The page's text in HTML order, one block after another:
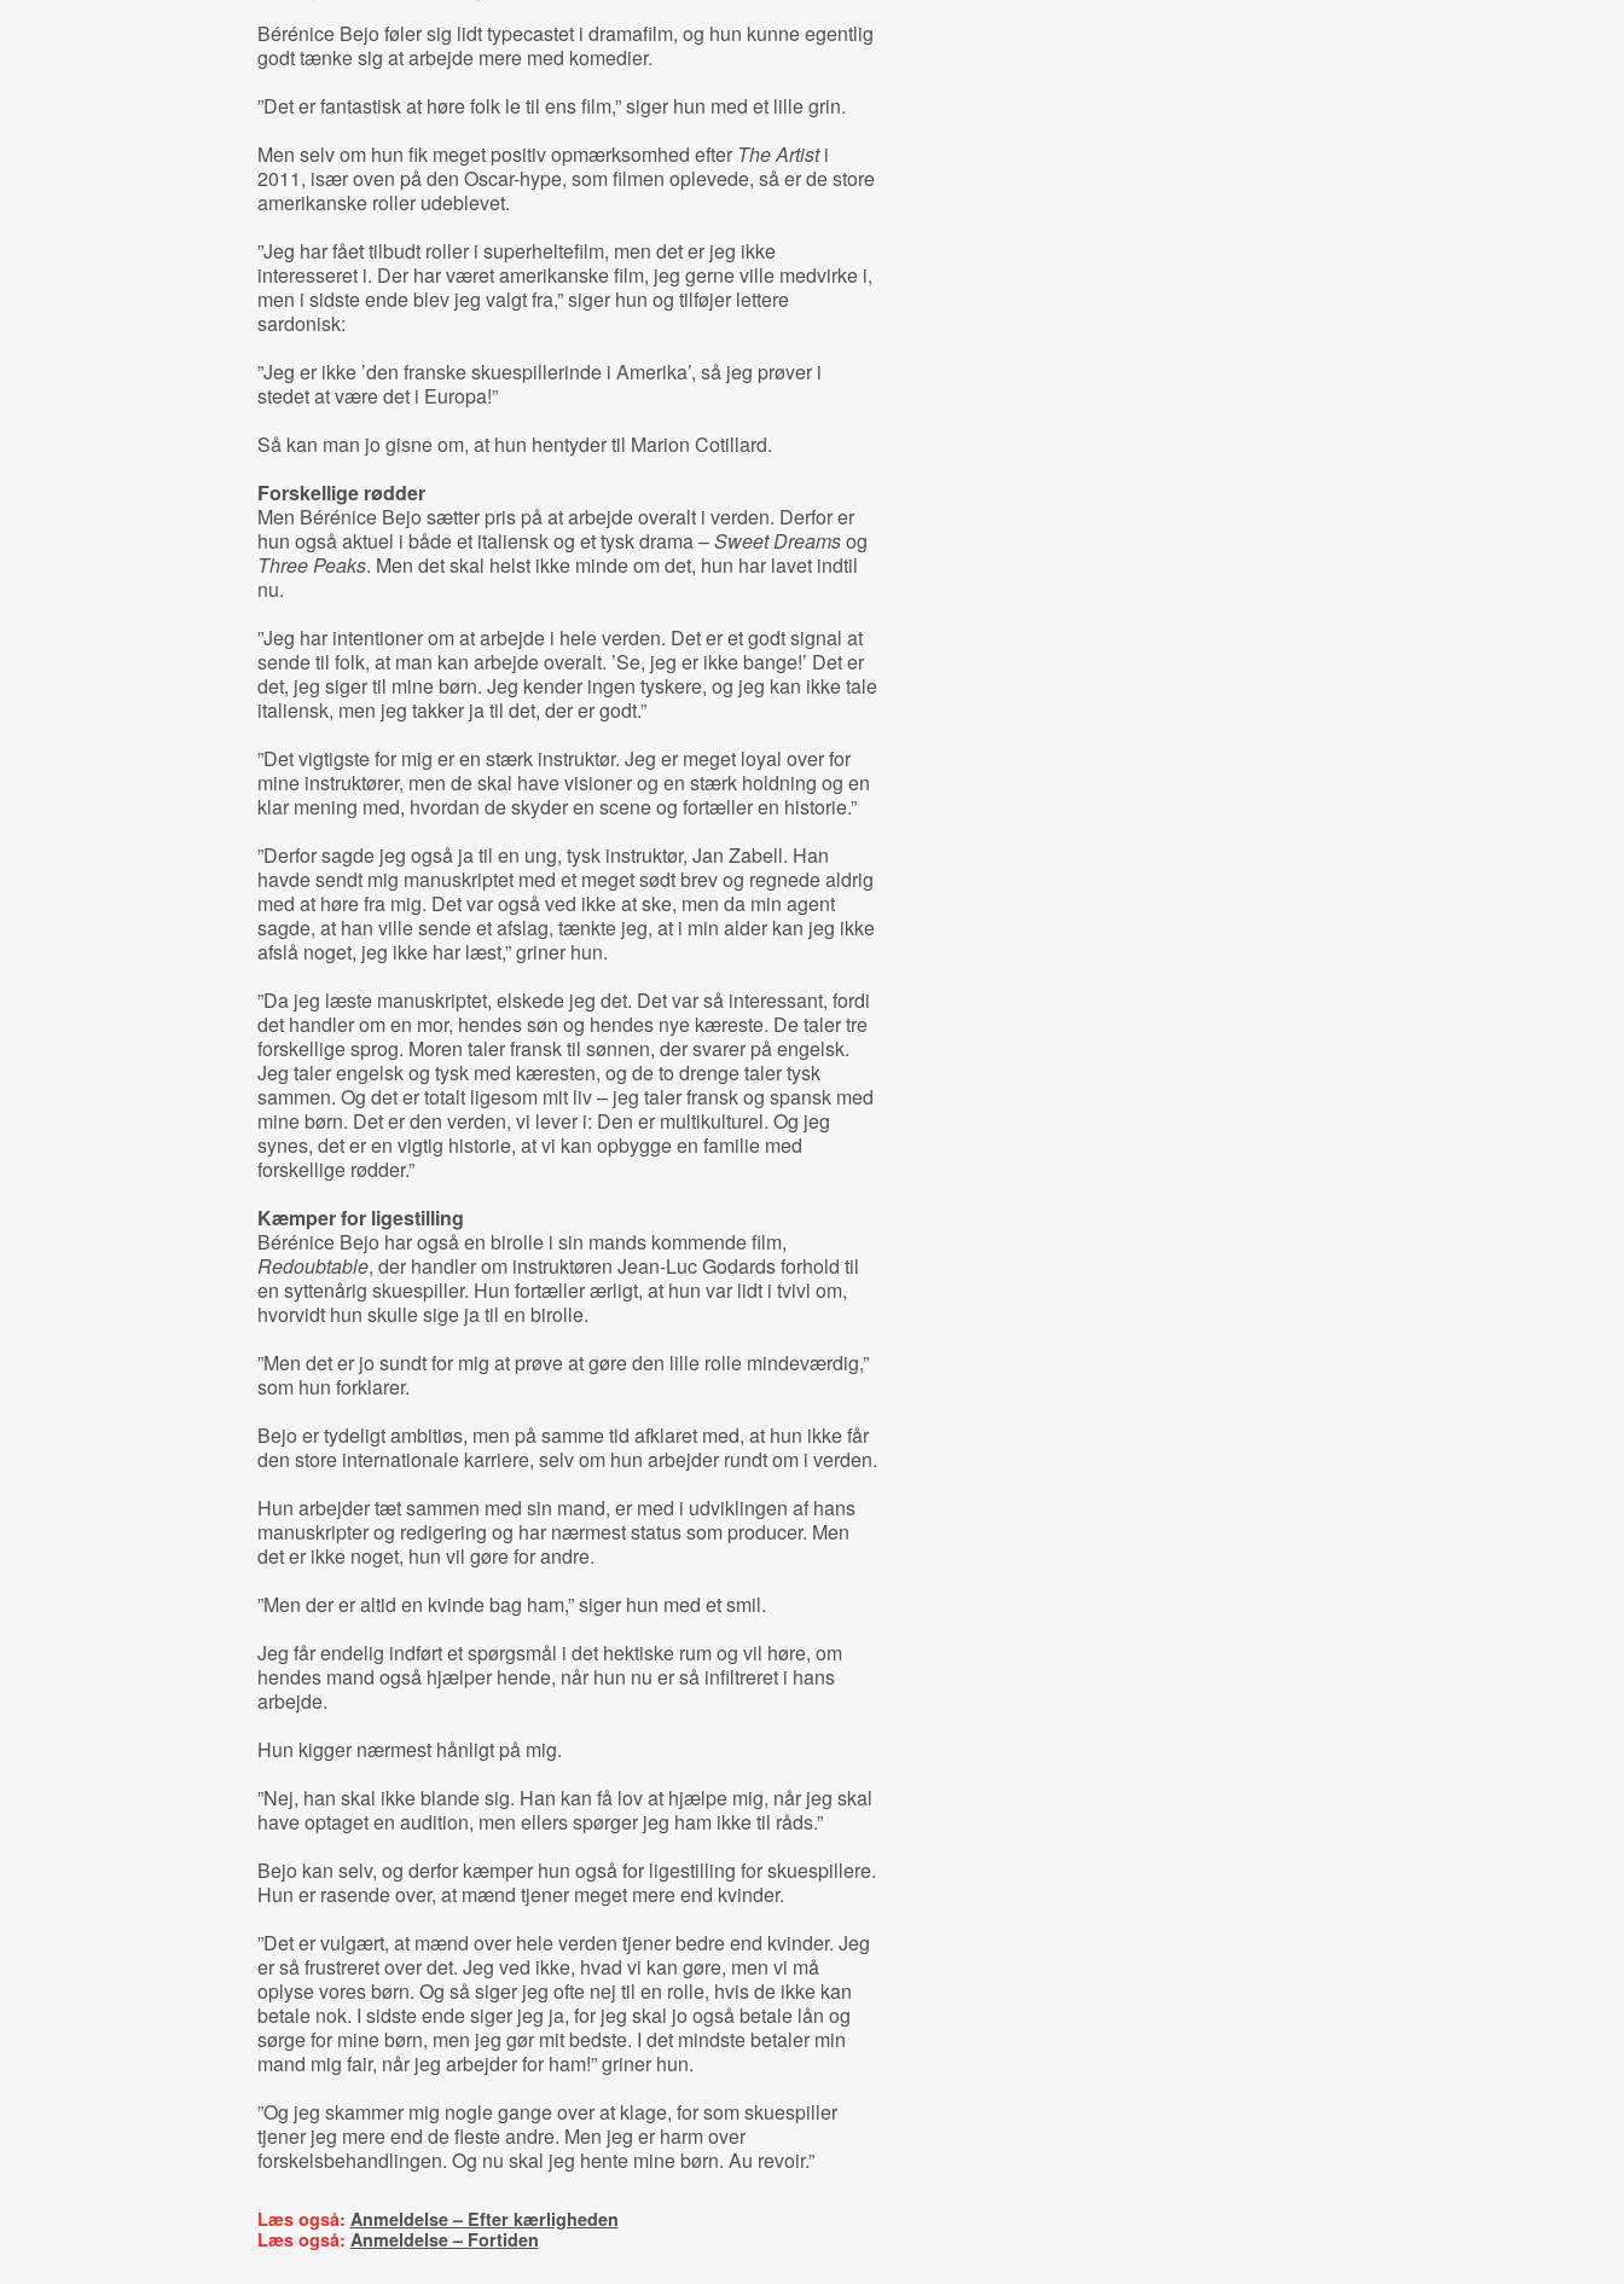
Bérénice Bejo føler sig lidt typecastet i dramafilm, og hun kunne egentlig
godt tænke sig at arbejde mere med komedier.
”Det er fantastisk at høre folk le til ens film,” siger hun med et lille grin.
Men selv om hun fik meget positiv opmærksomhed efter The Artisti
2011, især oven på den Oscar-hype, som filmen oplevede, så er de store
amerikanske roller udeblevet.
”Jeg har fået tilbudt roller i superheltefilm, men det er jeg ikke
interesseret i. Der har været amerikanske film, jeg gerne ville medvirke i,
men i sidste ende blev jeg valgt fra,” siger hun og tilføjer lettere
sardonisk:
”Jeg er ikke ’den franske skuespillerinde i Amerika’, så jeg prøver i
stedet at være det i Europa!”
Så kan man jo gisne om, at hun hentyder til Marion Cotillard.
Forskellige rødder
Men Bérénice Bejo sætter pris på at arbejde overalt i verden. Derfor er
hun også aktuel i både et italiensk og et tysk drama –Sweet Dreamsog
Three Peaks. Men det skal helst ikke minde om det, hun har lavet indtil
nu.
”Jeg har intentioner om at arbejde i hele verden. Det er et godt signal at
sende til folk, at man kan arbejde overalt. ’Se, jeg er ikke bange!’ Det er
det, jeg siger til mine børn. Jeg kender ingen tyskere, og jeg kan ikke tale
italiensk, men jeg takker ja til det, der er godt.”
”Det vigtigste for mig er en stærk instruktør. Jeg er meget loyal over for
mine instruktører, men de skal have visioner og en stærk holdning og en
klar mening med, hvordan de skyder en scene og fortæller en historie.”
”Derfor sagde jeg også ja til en ung, tysk instruktør, Jan Zabell. Han
havde sendt mig manuskriptet med et meget sødt brev og regnede aldrig
med at høre fra mig. Det var også ved ikke at ske, men da min agent
sagde, at han ville sende et afslag, tænkte jeg, at i min alder kan jeg ikke
afslå noget, jeg ikke har læst,” griner hun.
”Da jeg læste manuskriptet, elskede jeg det. Det var så interessant, fordi
det handler om en mor, hendes søn og hendes nye kæreste. De taler tre
forskellige sprog. Moren taler fransk til sønnen, der svarer på engelsk.
Jeg taler engelsk og tysk med kæresten, og de to drenge taler tysk
sammen. Og det er totalt ligesom mit liv – jeg taler fransk og spansk med
mine børn. Det er den verden, vi lever i: Den er multikulturel. Og jeg
synes, det er en vigtig historie, at vi kan opbygge en familie med
forskellige rødder.”
Kæmper for ligestilling
Bérénice Bejo har også en birolle i sin mands kommende film,
Redoubtable, der handler om instruktøren Jean-Luc Godards forhold til
en syttenårig skuespiller. Hun fortæller ærligt, at hun var lidt i tvivl om,
hvorvidt hun skulle sige ja til en birolle.
”Men det er jo sundt for mig at prøve at gøre den lille rolle mindeværdig,”
som hun forklarer.
Bejo er tydeligt ambitiøs, men på samme tid afklaret med, at hun ikke får
den store internationale karriere, selv om hun arbejder rundt om i verden.
Hun arbejder tæt sammen med sin mand, er med i udviklingen af hans
manuskripter og redigering og har nærmest status som producer. Men
det er ikke noget, hun vil gøre for andre.
”Men der er altid en kvinde bag ham,” siger hun med et smil.
Jeg får endelig indført et spørgsmål i det hektiske rum og vil høre, om
hendes mand også hjælper hende, når hun nu er så infiltreret i hans
arbejde.
Hun kigger nærmest hånligt på mig.
”Nej, han skal ikke blande sig. Han kan få lov at hjælpe mig, når jeg skal
have optaget en audition, men ellers spørger jeg ham ikke til råds.”
Bejo kan selv, og derfor kæmper hun også for ligestilling for skuespillere.
Hun er rasende over, at mænd tjener meget mere end kvinder.
”Det er vulgært, at mænd over hele verden tjener bedre end kvinder. Jeg
er så frustreret over det. Jeg ved ikke, hvad vi kan gøre, men vi må
oplyse vores børn. Og så siger jeg ofte nej til en rolle, hvis de ikke kan
betale nok. I sidste ende siger jeg ja, for jeg skal jo også betale lån og
sørge for mine børn, men jeg gør mit bedste. I det mindste betaler min
mand mig fair, når jeg arbejder for ham!” griner hun.
”Og jeg skammer mig nogle gange over at klage, for som skuespiller
tjener jeg mere end de fleste andre. Men jeg er harm over
forskelsbehandlingen. Og nu skal jeg hente mine børn. Au revoir.”
Læs også: Anmeldelse – Efter kærligheden
Læs også: Anmeldelse – Fortiden